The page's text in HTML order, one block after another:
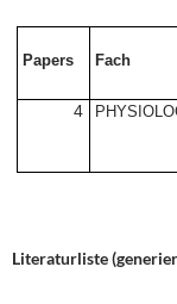
Papers Fach
4
Literaturliste